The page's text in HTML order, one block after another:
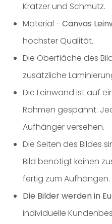
Kratzer und Schmutz.
Material - Canvas
höchster Qualität.
Die Oberfläche des
zusätzliche
Die Leinwand ist auf
Rahmen gespannt.
Aufhänger versehen.
Die Seiten des Bildes
Bild benötigt keinen
fertig zum Aufhängen.
Die Bilder werden in
individuelle